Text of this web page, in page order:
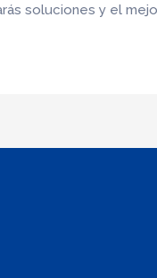
soluciones y el